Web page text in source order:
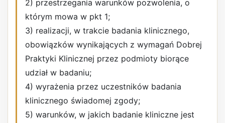
2) przestrzegania warunków pozwolenia, o
którym mowa w pkt 1;
3) realizacji, w trakcie badania klinicznego,
obowiązków wynikających z wymagań Dobrej
Praktyki Klinicznej przez podmioty biorące
udział w badaniu;
4) wyrażenia przez uczestników badania
klinicznego świadomej zgody;
5) warunków, w jakich badanie kliniczne jest